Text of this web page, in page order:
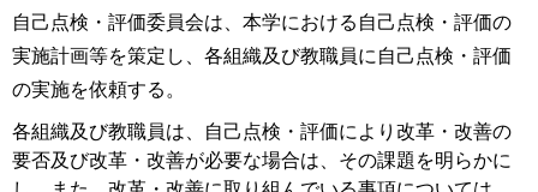
自己点検・評価委員会は、本学における自己点検・評価の
実施計画等を策定し、各組織及び教職員に自己点検・評価
の実施を依頼する。
各組織及び教職員は、自己点検・評価により改革・改善の
要否及び改革・改善が必要な場合は、その課題を明らかに